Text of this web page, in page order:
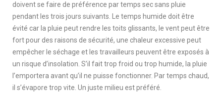
doivent se faire de préférence par temps sec sans pluie
pendant les trois jours suivants. Le temps humide doit être
évité car la pluie peut rendre les toits glissants, le vent peut être
fort pour des raisons de sécurité, une chaleur excessive peut
empêcher le séchage et les travailleurs peuvent être exposés à
un risque d’insolation. S’il fait trop froid ou trop humide, la pluie
l’emportera avant qu’il ne puisse fonctionner. Par temps chaud,
il s’évapore trop vite. Un juste milieu est préféré.